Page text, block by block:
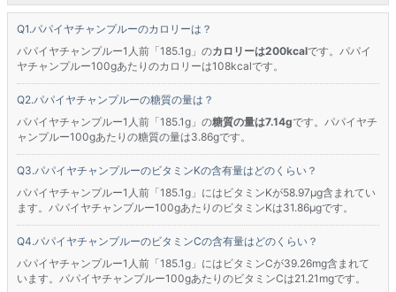
パパイヤチャンプルーのカロリーは？
パパイヤチャンプルー1人前「185.1g」のカロリーは200kcalです。パパイ
ヤチャンプルー100gあたりのカロリーは108kcalです。
パパイヤチャンプルーの糖質の量は？
パパイヤチャンプルー1人前「185.1g」の糖質の量は7.14gです。パパイヤチ
ャンプルー100gあたりの糖質の量は3.86gです。
パパイヤチャンプルーのビタミンKの含有量はどのくらい？
パパイヤチャンプルー1人前「185.1g」にはビタミンKが58.97μg含まれてい
ます。パパイヤチャンプルー100gあたりのビタミンKは31.86μgです。
パパイヤチャンプルーのビタミンCの含有量はどのくらい？
パパイヤチャンプルー1人前「185.1g」にはビタミンCが39.26mg含まれて
います。パパイヤチャンプルー100gあたりのビタミンCは21.21mgです。